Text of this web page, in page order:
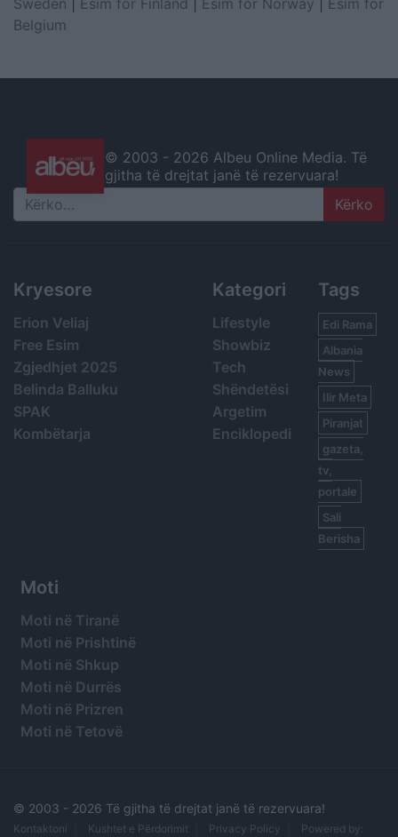
Belgium
© 2003 - 2026 Albeu Online Media. Të
gjitha të drejtat janë të rezervuara!
Search
Kryesore
Erion Veliaj
Free Esim
Zgjedhjet 2025
Belinda Balluku
SPAK
Kombëtarja
Kategori
Lifestyle
Showbiz
Tech
Shëndetësi
Argetim
Enciklopedi
Tags
Edi Rama
Albania
News
Ilir Meta
Piranjat
gazeta,
tv,
portale
Sali
Berisha
Moti
Moti në Tiranë
Moti në Prishtinë
Moti në Shkup
Moti në Durrës
Moti në Prizren
Moti në Tetovë
© 2003 - 2026 Të gjitha të drejtat janë të rezervuara!
Kontaktoni Kushtet e Përdorimit Privacy Policy Powered by: